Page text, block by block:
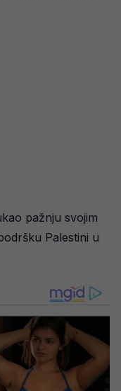
pažnju svojim
Palestini u